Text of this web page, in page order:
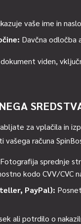
vaše ime in
Davčna odločba
viden,
za vplačila in
računa
Fotografija sprednje
kodo CVV/CVC
PayPal):
ali potrdilo o